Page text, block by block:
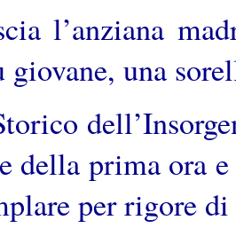
l’anziana
una
della prima ora
per rigore